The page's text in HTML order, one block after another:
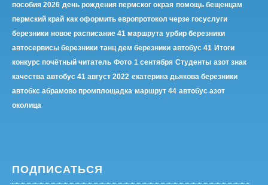
пособия 2026 день рождения пермског окрая помощь бещенцам
пермский край как оформить европротокол черзе госуслуги
березники новое расписание 41 маршрута урбир березники
автосервисы березники танц дем березники автобус 41 Итоги
конкурс почётный читатель Фото 1 сентября Студенты азот знак
качества автобус 41 август 2022 екатерина дьякова березники
автобкс абрамово промплощадка маршрут 44 автобус азот
околица
ПОДПИСАТЬСЯ